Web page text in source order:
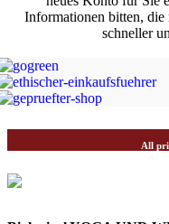
Informationen bitten,
schneller
All